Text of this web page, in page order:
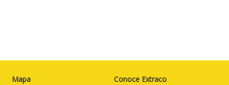
Mapa Conoce Extraco